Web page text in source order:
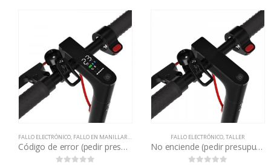
FALLO ELECTRÓNICO,FALLO EN MANILLAR,TALLER TODAS LAS REAPARACIONES
Código de error (pedir presupuesto)
FALLO ELECTRÓNICO,TALLER
No enciende (pedir presupuesto)